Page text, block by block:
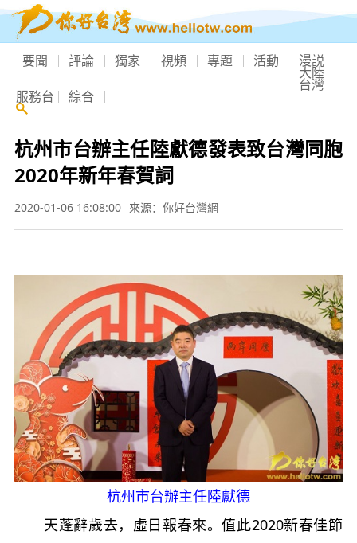
要聞 評論 獨家 視頻 專題 活動 漫説
大陸
台灣
服務台 綜合
杭州市台辦主任陸獻德發表致台灣同胞
2020年新年春賀詞
2020-01-06 16:08:00 來源：你好台灣網
杭州市台辦主任陸獻德
天蓬辭歲去，虛日報春來。值此2020新春佳節